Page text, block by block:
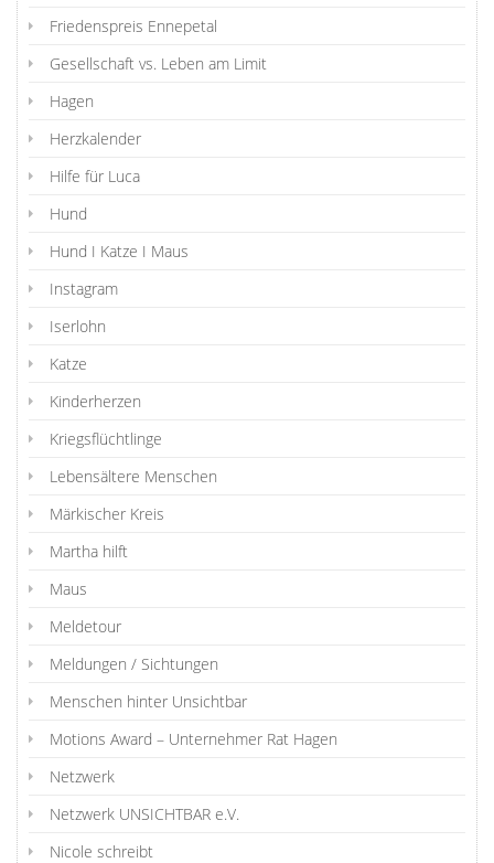
Friedenspreis Ennepetal
Gesellschaft vs. Leben am Limit
Hagen
Herzkalender
Hilfe für Luca
Hund
Hund I Katze I Maus
Instagram
Iserlohn
Katze
Kinderherzen
Kriegsflüchtlinge
Lebensältere Menschen
Märkischer Kreis
Martha hilft
Maus
Meldetour
Meldungen / Sichtungen
Menschen hinter Unsichtbar
Motions Award – Unternehmer Rat Hagen
Netzwerk
Netzwerk UNSICHTBAR e.V.
Nicole schreibt